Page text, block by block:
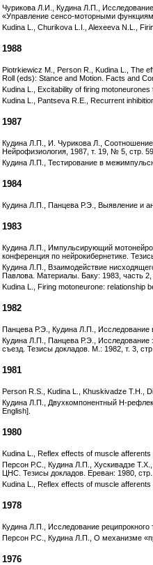
Чурикова Л.И., Кудина Л.П.,
«Управление сенсо-моторными
Kudina L., Churikova L.I., Alexeeva N.L.,
1988
Piotrkiewicz M., Person R., Kudina L., The
Roll (eds): Stance and Motion. Facts and
Kudina L., Excitability of firing
Kudina L., Pantseva R.E., Recurrent
1987
Кудина Л.П., И. Чурикова Л.,
Нейрофизиология, 1987, т. 19, № 5, стр.
Кудина Л.П., Тестирование в
1984
Кудина Л.П., Панцева Р.Э., Выявление и
1983
Кудина Л.П., Импульсирующий
конференция по нейрокибернетике.
Кудина Л.П., Взаимодействие
Павлова. Материалы. Баку: 1983, часть 2,
Kudina L., Firing motoneurone: relationship
1982
Панцева Р.Э., Кудина Л.П., Исследование
Кудина Л.П., Панцева Р.Э.,
съезд. Тезисы докладов. М.: 1982, т. 3,
1981
Person R.S., Kudina L., Khuskivadze T.H.,
Кудина Л.П., Двухкомпонентный Н-
English].
1980
Kudina L., Reflex effects of muscle
Персон Р.С., Кудина Л.П., Хускивадзе
ЦНС. Тезисы докладов. Ереван: 1980, стр.
Kudina L., Reflex effects of muscle
1978
Кудина Л.П., Исследование
Персон Р.С., Кудина Л.П., О механизме
1976